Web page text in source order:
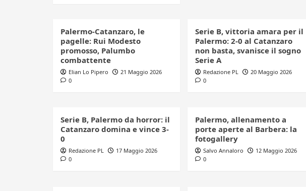
Palermo-Catanzaro, le
pagelle: Rui Modesto
promosso, Palumbo
combattente
Elian Lo Pipero
21 Maggio 2026
0
Serie B, vittoria amara per il
Palermo: 2-0 al Catanzaro
non basta, svanisce il sogno
Serie A
Redazione PL
20 Maggio 2026
0
Serie B, Palermo da horror: il
Catanzaro domina e vince 3-
0
Redazione PL
17 Maggio 2026
0
Palermo, allenamento a
porte aperte al Barbera: la
fotogallery
Salvo Annaloro
12 Maggio 2026
0